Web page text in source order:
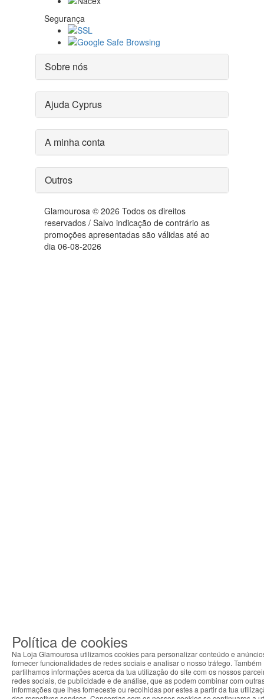
Segurança
Sobre nós
Ajuda Cyprus
A minha conta
Outros
Glamourosa © 2026 Todos os direitos
reservados / Salvo indicação de contrário as
promoções apresentadas são válidas até ao
dia 06-08-2026
Política de cookies
Na Loja Glamourosa utilizamos cookies para personalizar conteúdo e
fornecer funcionalidades de redes sociais e analisar o nosso tráfego. Também
partilhamos informações acerca da tua utilização do site com os nossos
redes sociais, de publicidade e de análise, que as podem combinar com
informações que lhes forneceste ou recolhidas por estes a partir da tua